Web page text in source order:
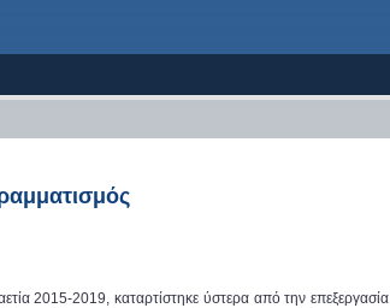
2015-2019, καταρτίστηκε ύστερα από την επεξεργασία